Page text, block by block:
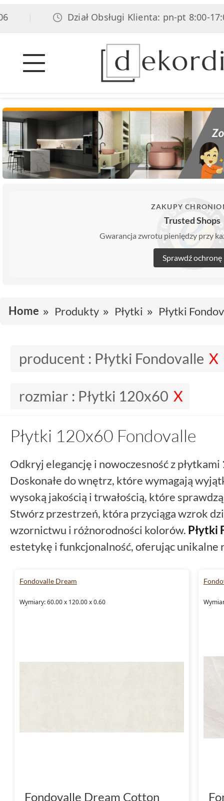
Dział Obsługi Klienta: pn-pt 8:00-17:00,
ZAKUPY
Trusted Shops
Gwarancja zwrotu pieniędzy przy
Sprawdź ochronę
Home Produkty Płytki Płytki
producent : Płytki Fondovalle
rozmiar : Płytki 120x60
Płytki 120x60 Fondovalle
Odkryj elegancję i nowoczesność z płytkami
Doskonałe do wnętrz, które wymagają
wysoką jakością i trwałością, które
Stwórz przestrzeń, która przyciąga wzrok
wzornictwu i różnorodności kolorów. Płytki
estetykę i funkcjonalność, oferując unikalne
Fondovalle Dream
Wymiary: 60.00 x 120.00 x 0.60
Fondovalle Dream Cotton